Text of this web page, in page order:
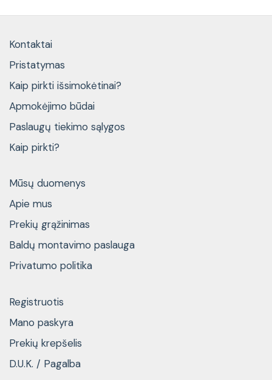
Kontaktai
Pristatymas
Kaip pirkti išsimokėtinai?
Apmokėjimo būdai
Paslaugų tiekimo sąlygos
Kaip pirkti?
Mūsų duomenys
Apie mus
Prekių grąžinimas
Baldų montavimo paslauga
Privatumo politika
Registruotis
Mano paskyra
Prekių krepšelis
D.U.K. / Pagalba